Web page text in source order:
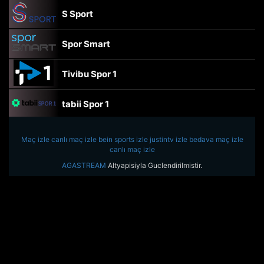
S Sport
Spor Smart
Tivibu Spor 1
tabii Spor 1
TRT Spor
beIN Sports Haber
Maç izle canlı maç izle bein sports izle justintv izle bedava maç izle
canlı maç izle
AGASTREAM Altyapisiyla Guclendirilmistir.